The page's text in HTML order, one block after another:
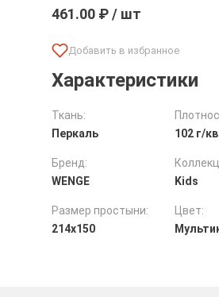
461.00 ₽ / шт
Характеристики
Ткань:
Перкаль
102 г/
Бренд:
WENGE
Kids
Размер простыни:
214х150
Цвет: